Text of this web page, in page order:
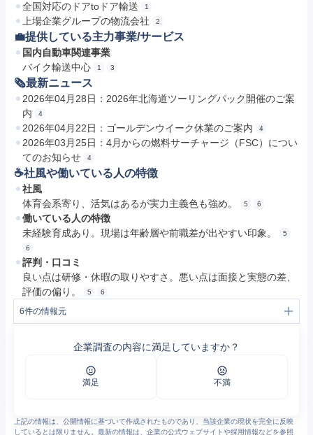
全国対応のドアtoドア輸送 1
上場企業グループの物流会社 2
💼提供している主力事業/サービス
国内自動車関連事業
バイク輸送中心
1 3
🗞最新ニュース
2026年04月28日：2026年北海道ツーリングパック開催のご案
内
4
2026年04月22日：ゴールデンウイーク休業のご案内 4
2026年03月25日：4月からの燃料サーチャージ（FSC）につい
てのお知らせ
4
☕️社風や働いている人の特徴
社風
体育会系寄り、活気はあるが実力主義色も強め。
5 6
働いている人の特徴
未経験育成あり。現場は年齢層や前職差が出やすい印象。
5
6
評判・口コミ
良い点は研修・休暇の取りやすさ。悪い点は面接と実態の差、
評価の偏り。
5 6
6件の情報元
https://info.gbiz.go.jp/hojin/edinetDownload?docId=S100WRNH
ゼロ・プラスBHSの評判・口コミ - エン カイシャの評判
https://jobtalk.jp/companies/115664/answers
企業調査の内容に満足していますか？
満足 不満
上記の情報は、公開情報に基づいて作成されたものであり、当該企業の現状を完全に反映
しているとは限りません。最新の情報は、企業の公式ウェブサイトや採用情報などを参照